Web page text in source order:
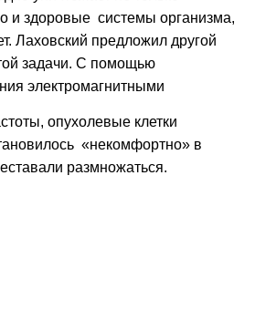
и здоровые системы организма,
Лаховский предложил другой
задачи. С помощью
электромагнитными
опухолевые клетки
«некомфортно» в
размножаться.